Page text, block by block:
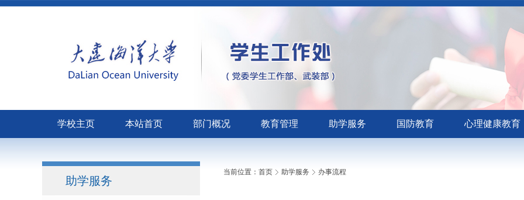
学校主页 本站首页 部门概况 教育管理 助学服务 国防教育 心理健康教育
助学服务
当前位置： 首页 助学服务 办事流程